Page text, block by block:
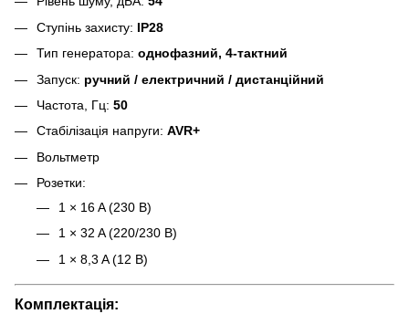
Ступінь захисту: IP28
Тип генератора: однофазний, 4-тактний
Запуск: ручний / електричний / дистанційний
Частота, Гц: 50
Стабілізація напруги: AVR+
Вольтметр
Розетки:
1 × 16 A (230 В)
1 × 32 A (220/230 В)
1 × 8,3 A (12 В)
Комплектація: